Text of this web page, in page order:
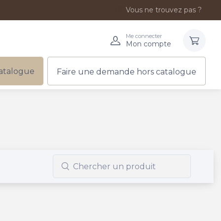
Vous ne trouvez pas ?
Me connecter
Mon compte
Faire une demande hors catalogue